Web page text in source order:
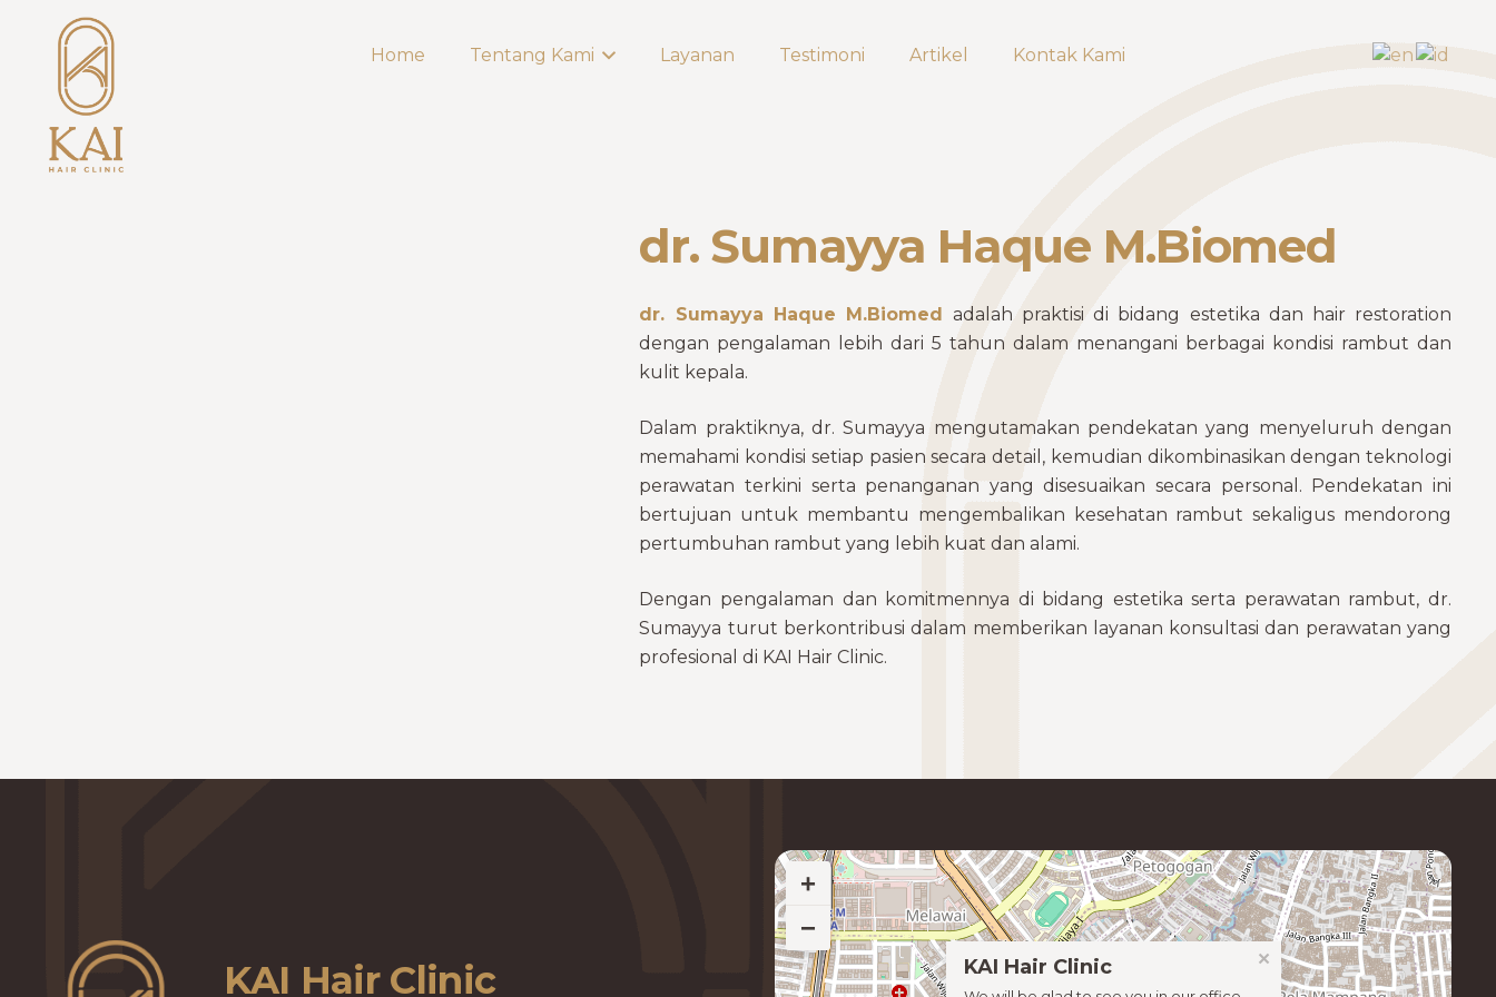
Home Tentang Kami Layanan Testimoni Artikel Kontak Kami
dr. Sumayya Haque M.Biomed
dr. Sumayya Haque M.Biomed adalah praktisi di bidang estetika dan hair restoration
dengan pengalaman lebih dari 5 tahun dalam menangani berbagai kondisi rambut dan
kulit kepala.
Dalam praktiknya, dr. Sumayya mengutamakan pendekatan yang menyeluruh dengan
memahami kondisi setiap pasien secara detail, kemudian dikombinasikan dengan teknologi
perawatan terkini serta penanganan yang disesuaikan secara personal. Pendekatan ini
bertujuan untuk membantu mengembalikan kesehatan rambut sekaligus mendorong
pertumbuhan rambut yang lebih kuat dan alami.
Dengan pengalaman dan komitmennya di bidang estetika serta perawatan rambut, dr.
Sumayya turut berkontribusi dalam memberikan layanan konsultasi dan perawatan yang
profesional di KAI Hair Clinic.
KAI Hair Clinic KAI Hair Clinic ×
+
−